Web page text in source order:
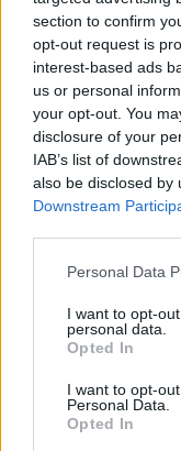
section to confirm
opt-out request is
interest-based ads
us or personal
your opt-out. You
disclosure of your
IAB’s list of
also be disclosed by
Downstream
Personal Data
I want to opt-
personal data.
Opted In
I want to opt-
Personal Data.
Opted In
19 Dezember 2024
*schokolade61*gefällt dies.
Lebende
Backgammon.........
19 Dezember 2024
lissy_kindgefällt dies.
lissy_kind
Canasta....D